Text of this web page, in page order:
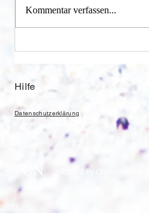
Wechselklamotten
Kommentar verfassen...
CN © 2016 by Christine Nöh.
Hilfe
Datenschutzerklärung